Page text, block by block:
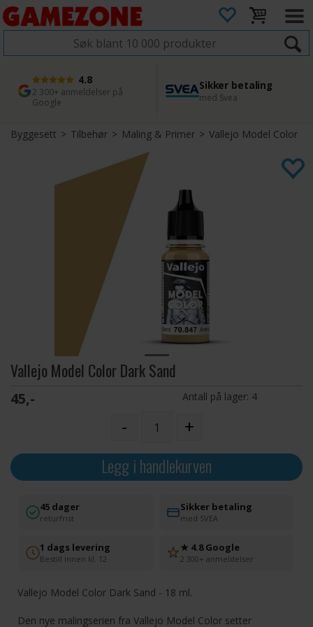
4.8
2 300+ anmeldelser på
Google
Sikker betaling
med Svea
1 dags levering
Bestill innen kl. 12
45 dager returfrist
Enkel retur
Byggesett>Tilbehør> Maling & Primer>Vallejo Model Color
Vallejo Model Color Dark Sand
45,- Antall på lager: 4
- +
Legg i handlekurven
45 dager
returfrist
Sikker betaling
med SVEA
1 dags levering
Bestill innen kl. 12
★ 4.8 Google
2 300+ anmeldelser
Vallejo Model Color Dark Sand - 18 ml.
Den nye malingserien fra Vallejo Model Color setter